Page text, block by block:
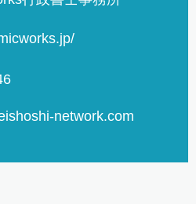
network.com